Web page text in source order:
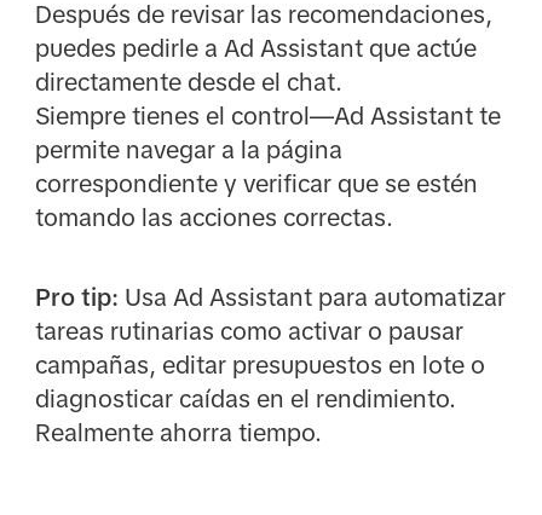
Después de revisar las recomendaciones,
puedes pedirle a Ad Assistant que actúe
directamente desde el chat.
Siempre tienes el control—Ad Assistant te
permite navegar a la página
correspondiente y verificar que se estén
tomando las acciones correctas.
Pro tip: Usa Ad Assistant para automatizar
tareas rutinarias como activar o pausar
campañas, editar presupuestos en lote o
diagnosticar caídas en el rendimiento.
Realmente ahorra tiempo.